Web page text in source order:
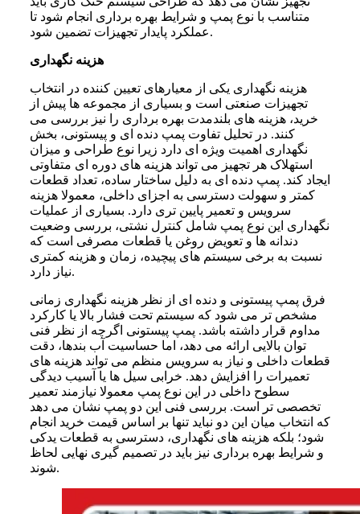
متناسب با نوع پمپ و شرایط بهره برداری انجام شود تا
عملکرد پایدار تجهیزات تضمین شود.
هزینه نگهداری
هزینه نگهداری یکی از معیارهای تعیین کننده در انتخاب
تجهیزات صنعتی است و بسیاری از مجموعه ها پیش از
خرید، هزینه های بلندمدت بهره برداری را نیز بررسی می
کنند. در تحلیل تفاوت پمپ دنده ای و پیستونی، بخش
نگهداری اهمیت ویژه ای دارد زیرا نوع طراحی و میزان
استهلاک هر تجهیز می تواند هزینه های دوره ای متفاوتی
ایجاد کند. پمپ دنده ای به دلیل ساختار ساده، تعداد قطعات
کمتر و سهولت دسترسی به اجزای داخلی، معمولا هزینه
سرویس و تعمیر پایین تری دارد. بسیاری از عملیات
نگهداری این نوع پمپ شامل کنترل نشتی، بررسی وضعیت
دندانه ها و تعویض روغن یا قطعات مصرفی است که
نسبت به برخی سیستم های پیچیده، زمان و هزینه کمتری
نیاز دارد.
فرق پمپ پیستونی و دنده ای از نظر هزینه نگهداری زمانی
مشخص تر می شود که سیستم تحت فشار بالا یا کارکرد
مداوم قرار داشته باشد. پمپ پیستونی اگرچه از نظر فنی
توان بالایی ارائه می دهد، اما حساسیت آب بندها، دقت
قطعات داخلی و نیاز به سرویس منظم می تواند هزینه های
تعمیرات را افزایش دهد. خرابی سیل ها یا آسیب دیدگی
سطوح داخلی در این نوع پمپ معمولا نیازمند تعمیر
تخصصی تر است. بررسی فنی این دو پمپ نشان می دهد
که انتخاب میان این دو نباید تنها بر اساس قیمت خرید انجام
شود؛ بلکه هزینه های نگهداری، دسترسی به قطعات یدکی
و شرایط بهره برداری نیز باید در تصمیم گیری نهایی لحاظ
شوند.